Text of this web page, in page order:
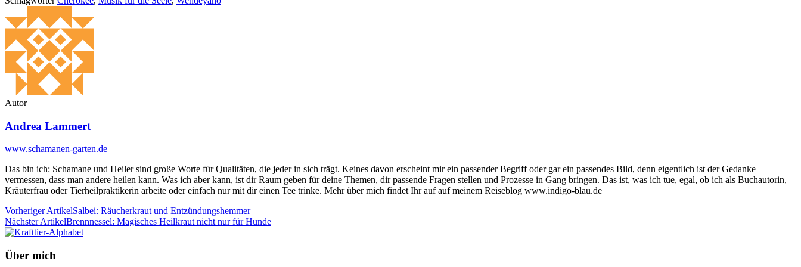
Autor
Andrea Lammert
www.schamanen-garten.de
Das bin ich: Schamane und Heiler sind große Worte für Qualitäten, die jeder in sich trägt. Keines davon erscheint mir ein passender Begriff oder gar ein passendes Bild, denn eigentlich ist der Gedanke
vermessen, dass man andere heilen kann. Was ich aber kann, ist dir Raum geben für deine Themen, dir passende Fragen stellen und Prozesse in Gang bringen. Das ist, was ich tue, egal, ob ich als Buchautorin,
Kräuterfrau oder Tierheilpraktikerin arbeite oder einfach nur mit dir einen Tee trinke. Mehr über mich findet Ihr auf auf meinem Reiseblog www.indigo-blau.de
Vorheriger ArtikelSalbei: Räucherkraut und Entzündungshemmer
Nächster ArtikelBrennnessel: Magisches Heilkraut nicht nur für Hunde
Über mich